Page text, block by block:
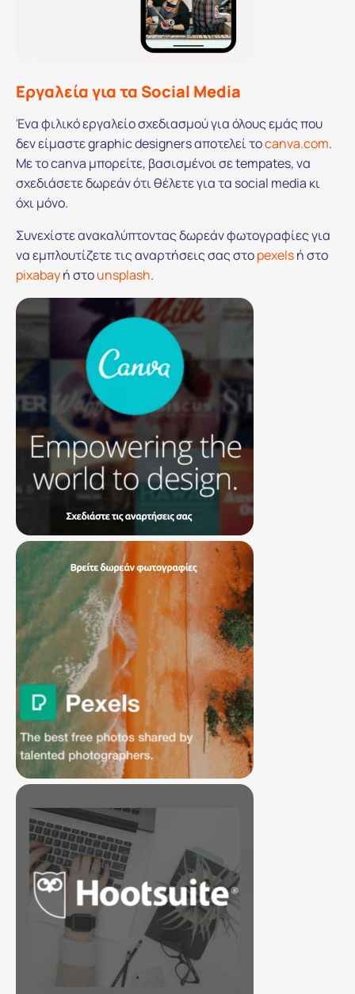
Εργαλεία για τα Social Media
Ένα φιλικό εργαλείο σχεδιασμού για όλους εμάς που
δεν είμαστε graphic designers αποτελεί τοcanva.com.
Με το canva μπορείτε, βασισμένοι σε tempates, να
σχεδιάσετε δωρεάν ότι θέλετε για τα social media κι
όχι μόνο.
Συνεχίστε ανακαλύπτοντας δωρεάν φωτογραφίες για
να εμπλουτίζετε τις αναρτήσεις σας στοpexelsή στο
pixabayή στοunsplash.